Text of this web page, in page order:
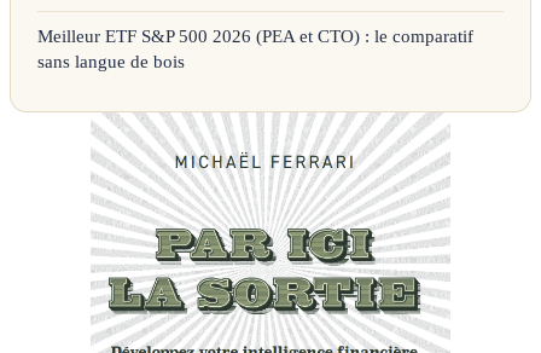
Meilleur ETF S&P 500 2026 (PEA et CTO) : le comparatif
sans langue de bois